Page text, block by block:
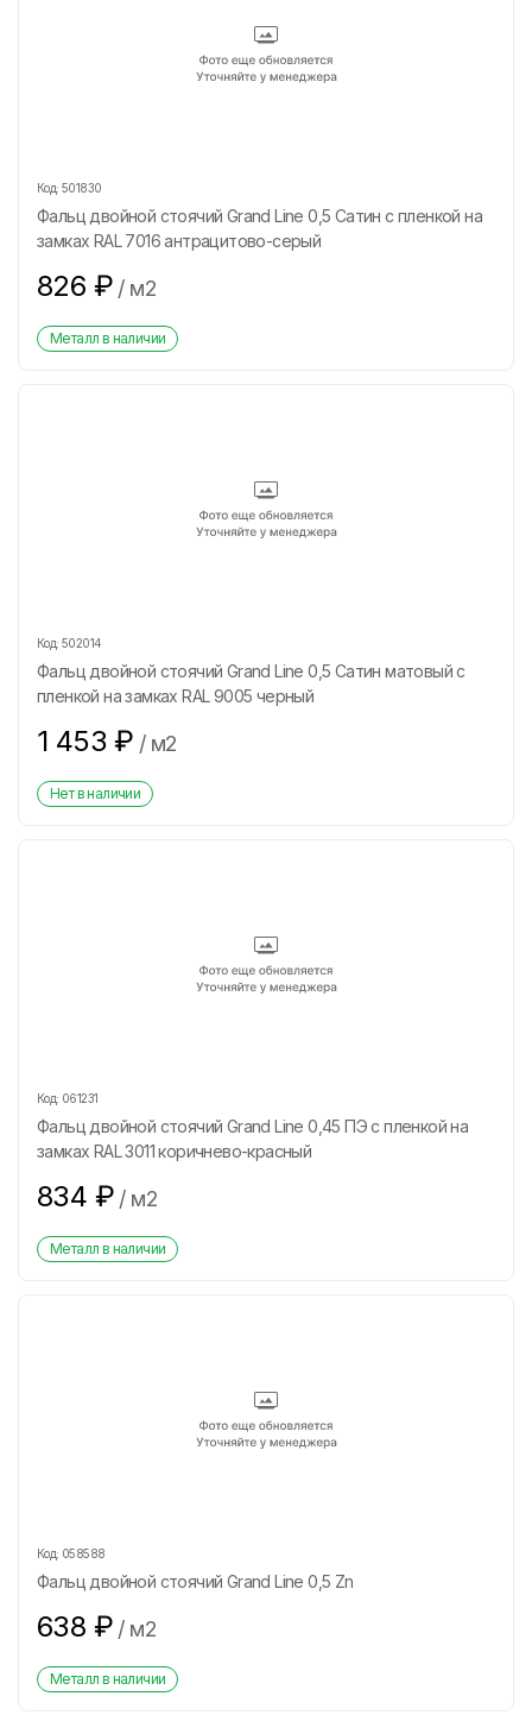
Код: 501830
Фальц двойной стоячий Grand Line 0,5 Сатин с пленкой на
замках RAL 7016 антрацитово-серый
826 ₽ / м2
Металл в наличии
Код: 502014
Фальц двойной стоячий Grand Line 0,5 Сатин матовый с
пленкой на замках RAL 9005 черный
1 453 ₽ / м2
Нет в наличии
Код: 061231
Фальц двойной стоячий Grand Line 0,45 ПЭ с пленкой на
замках RAL 3011 коричнево-красный
834 ₽ / м2
Металл в наличии
Код: 058588
Фальц двойной стоячий Grand Line 0,5 Zn
638 ₽ / м2
Металл в наличии